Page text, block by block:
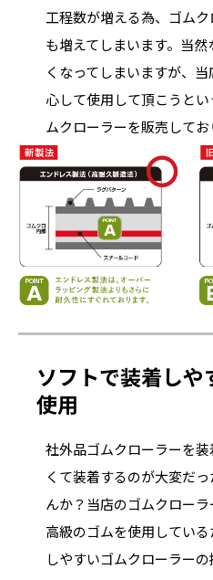
工程数が増える為、ゴム
も増えてしまいます。当
くなってしまいますが、
心して使用して頂こうと
ムクローラーを販売してお
ソフトで装着し
使用
社外品ゴムクローラーを
くて装着するのが大変だ
んか？当店のゴムクロー
高級のゴムを使用してい
しやすいゴムクローラーの